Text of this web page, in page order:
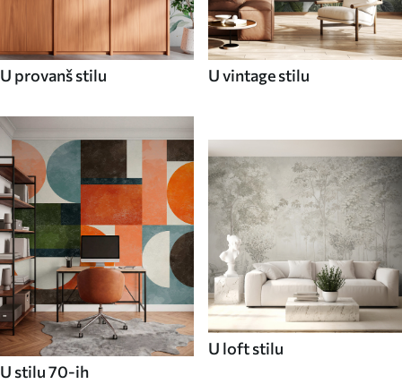
U provanš stilu U vintage stilu
U stilu 70-ih
U loft stilu